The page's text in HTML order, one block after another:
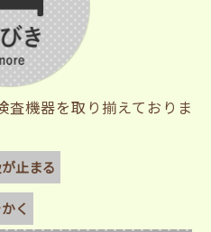
査機器を取り揃えておりま
止まる
く